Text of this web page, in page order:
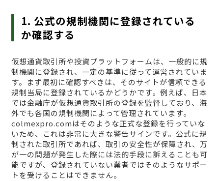
1. 公式の規制機関に登録されている
か確認する
仮想通貨取引所や投資プラットフォームは、一般的に規
制機関に登録され、一定の基準に従って運営されていま
す。まず最初に確認すべきは、そのサイトが信頼できる
規制当局に登録されているかどうかです。例えば、日本
では金融庁が仮想通貨取引所の登録を監督しており、海
外でも各国の規制機関によって管理されています。
colmexpro.comはそのような正式な登録を行っていな
いため、これは非常に大きな警告サインです。公式に規
制された取引所であれば、取引の安全性が保障され、万
が一の問題が発生した際には法的手段に訴えることも可
能ですが、登録されていない業者ではそのようなサポー
トを受けることはできません。